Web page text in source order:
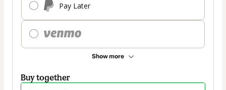
Pay Later
Show more
Buy together